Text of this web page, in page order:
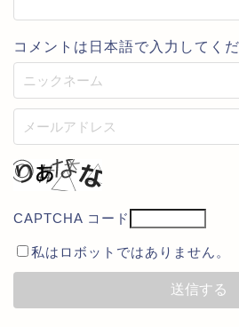
コメントは日本語で入力してく
CAPTCHA コード
私はロボットではありません。